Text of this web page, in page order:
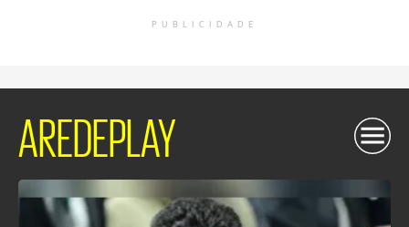
PUBLICIDADE
AREDEPLAY